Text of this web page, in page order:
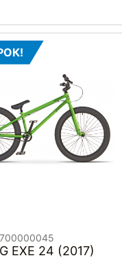
EXE 24 (2017)